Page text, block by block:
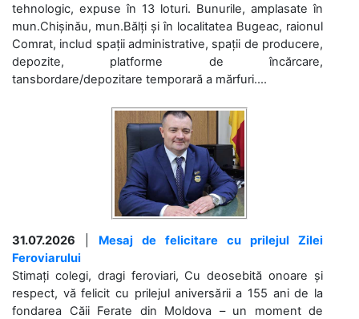
tehnologic, expuse în 13 loturi. Bunurile, amplasate în
mun.Chișinău, mun.Bălți și în localitatea Bugeac, raionul
Comrat, includ spații administrative, spații de producere,
depozite, platforme de încărcare,
tansbordare/depozitare temporară a mărfuri....
31.07.2026
Mesaj de felicitare cu prilejul Zilei
Feroviarului
Stimați colegi, dragi feroviari, Cu deosebită onoare și
respect, vă felicit cu prilejul aniversării a 155 ani de la
fondarea Căii Ferate din Moldova – un moment de